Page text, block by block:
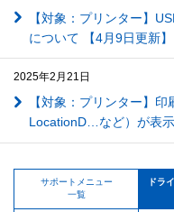
【対象：プリンター】
について 【4月9日更新】
2025年2月21日
【対象：プリンター】
LocationD…など）が表
サポートメニュー
一覧
ドラ